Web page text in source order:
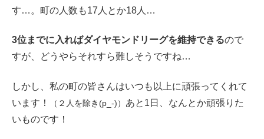
す…。町の人数も17人とか18人…
3位までに入ればダイヤモンドリーグを維持できるので
すが、どうやらそれすら難しそうですね…
しかし、私の町の皆さんはいつも以上に頑張ってくれて
います！
（２人を除き(p_-)） あと1日、なんとか頑張りた
いものです！